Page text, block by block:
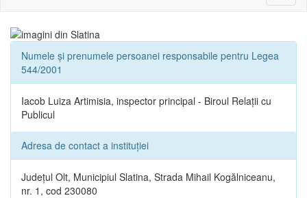
sau
Numele și prenumele persoanei responsabile pentru Legea
544/2001
Iacob Luiza Artimisia, inspector principal - Biroul Relații cu
Publicul
Adresa de contact a instituției
Județul Olt, Municipiul Slatina, Strada Mihail Kogălniceanu,
nr. 1, cod 230080